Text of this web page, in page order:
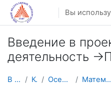
Перейти к основному
Вы
Введение в
деятельность -
В начало Курсы Осенний семестр Математика, механика